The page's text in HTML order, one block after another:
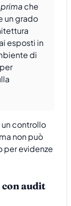
prima che
un grado
esposti in
di
controllo
non può
per evidenze
audit